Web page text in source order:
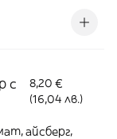
с
8,20 €
(16,04 лв.)
айсберг,